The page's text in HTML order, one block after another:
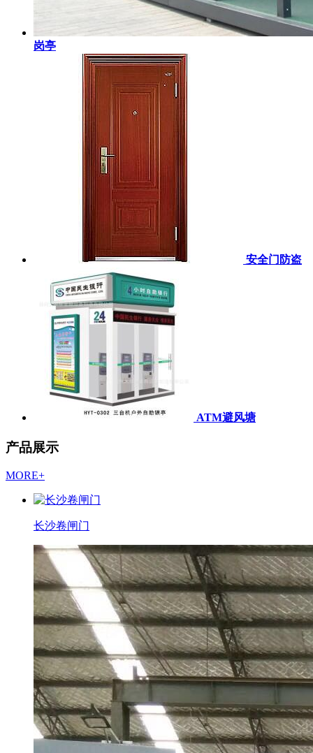
岗亭
安全门防盗
ATM避风塘
产品展示
MORE+
长沙卷闸门